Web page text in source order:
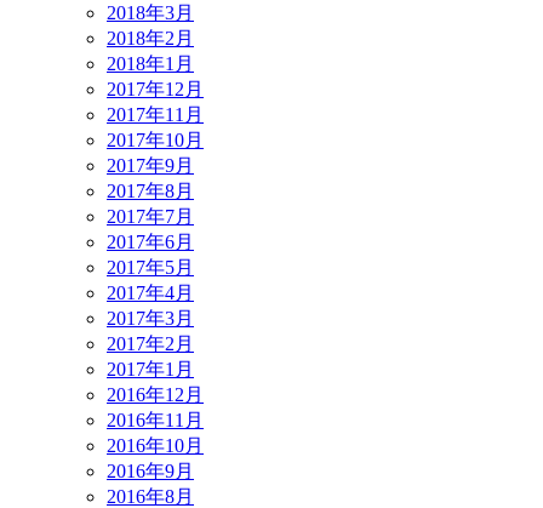
2018年3月
2018年2月
2018年1月
2017年12月
2017年11月
2017年10月
2017年9月
2017年8月
2017年7月
2017年6月
2017年5月
2017年4月
2017年3月
2017年2月
2017年1月
2016年12月
2016年11月
2016年10月
2016年9月
2016年8月